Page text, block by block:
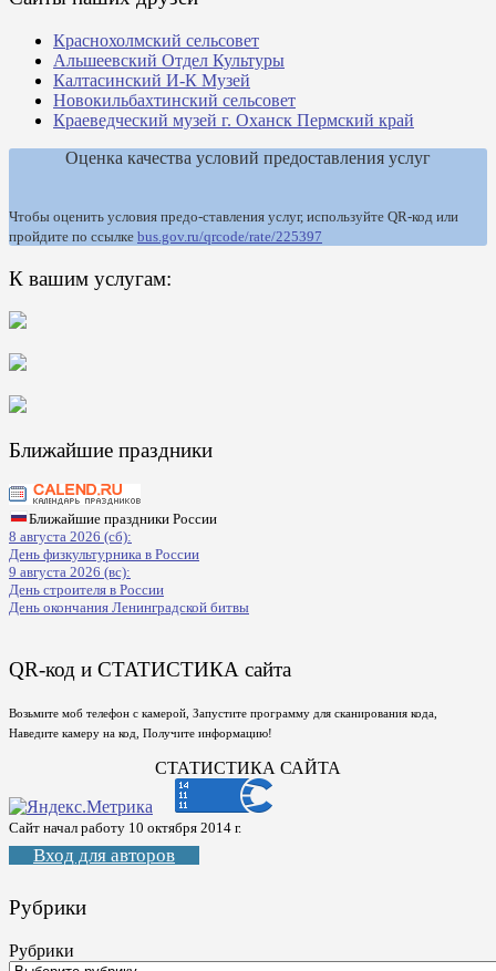
Краснохолмский сельсовет
Альшеевский Отдел Культуры
Калтасинский И-К Музей
Новокильбахтинский сельсовет
Краеведческий музей г. Оханск Пермский край
Оценка качества условий предоставления услуг
Чтобы оценить условия предо-ставления услуг, используйте QR-код или
пройдите по ссылке bus.gov.ru/qrcode/rate/225397
К вашим услугам:
Ближайшие праздники
Ближайшие праздники России
8 августа 2026 (сб):
День физкультурника в России
9 августа 2026 (вс):
День строителя в России
День окончания Ленинградской битвы
QR-код и СТАТИСТИКА сайта
Возьмите моб телефон с камерой, Запустите программу для сканирования кода,
Наведите камеру на код, Получите информацию!
СТАТИСТИКА САЙТА
Сайт начал работу 10 октября 2014 г.
Вход для авторов
Рубрики
Рубрики